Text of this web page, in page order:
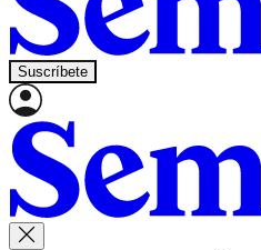
Suscríbete